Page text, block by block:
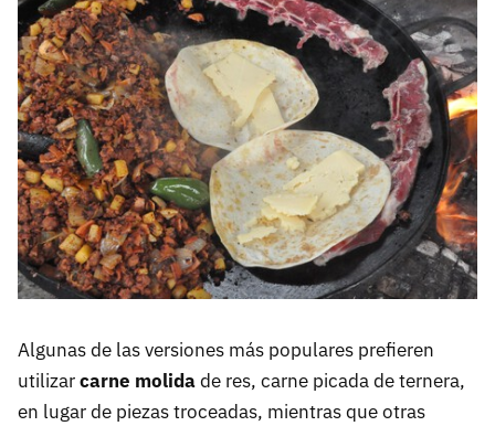
Algunas de las versiones más populares prefieren
utilizarcarne molidade res, carne picada de ternera,
en lugar de piezas troceadas, mientras que otras